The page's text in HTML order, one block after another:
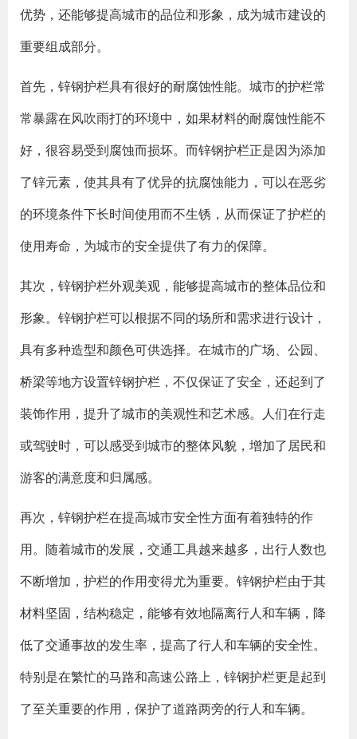
优势，还能够提高城市的品位和形象，成为城市建设的
重要组成部分。
首先，锌钢护栏具有很好的耐腐蚀性能。城市的护栏常
常暴露在风吹雨打的环境中，如果材料的耐腐蚀性能不
好，很容易受到腐蚀而损坏。而锌钢护栏正是因为添加
了锌元素，使其具有了优异的抗腐蚀能力，可以在恶劣
的环境条件下长时间使用而不生锈，从而保证了护栏的
使用寿命，为城市的安全提供了有力的保障。
其次，锌钢护栏外观美观，能够提高城市的整体品位和
形象。锌钢护栏可以根据不同的场所和需求进行设计，
具有多种造型和颜色可供选择。在城市的广场、公园、
桥梁等地方设置锌钢护栏，不仅保证了安全，还起到了
装饰作用，提升了城市的美观性和艺术感。人们在行走
或驾驶时，可以感受到城市的整体风貌，增加了居民和
游客的满意度和归属感。
再次，锌钢护栏在提高城市安全性方面有着独特的作
用。随着城市的发展，交通工具越来越多，出行人数也
不断增加，护栏的作用变得尤为重要。锌钢护栏由于其
材料坚固，结构稳定，能够有效地隔离行人和车辆，降
低了交通事故的发生率，提高了行人和车辆的安全性。
特别是在繁忙的马路和高速公路上，锌钢护栏更是起到
了至关重要的作用，保护了道路两旁的行人和车辆。